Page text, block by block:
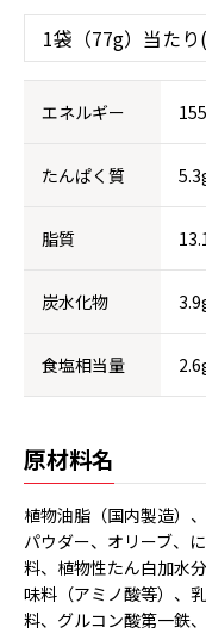
エネルギー
たんぱく質
脂質
炭水化物
食塩相当量
原材料名
植物油脂（国内製造）
パウダー、オリーブ、
料、植物性たん白加水
味料（アミノ酸等）、
料、グルコン酸第一鉄